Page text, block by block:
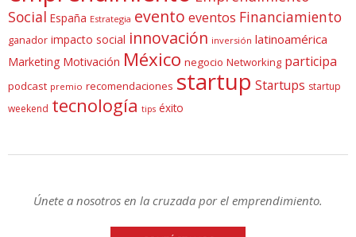
Social España Estrategia evento eventos Financiamiento
ganador impacto social innovación inversión latinoamérica
Marketing Motivación México negocio Networking participa
podcast premio recomendaciones startup Startups startup
weekend tecnología tips éxito
Únete a nosotros en la cruzada por el emprendimiento.